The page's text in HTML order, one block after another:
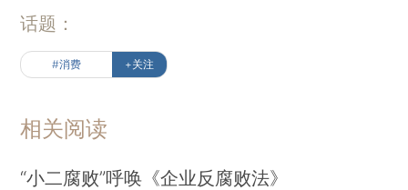
话题：
#消费 +关注
相关阅读
“小二腐败”呼唤《企业反腐败法》